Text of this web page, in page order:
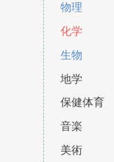
物理
化学
生物
地学
保健体育
音楽
美術